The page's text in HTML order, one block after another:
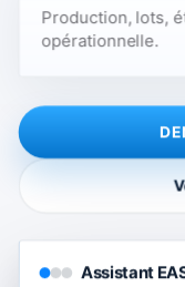
Production, lots,
opérationnelle.
Assistant